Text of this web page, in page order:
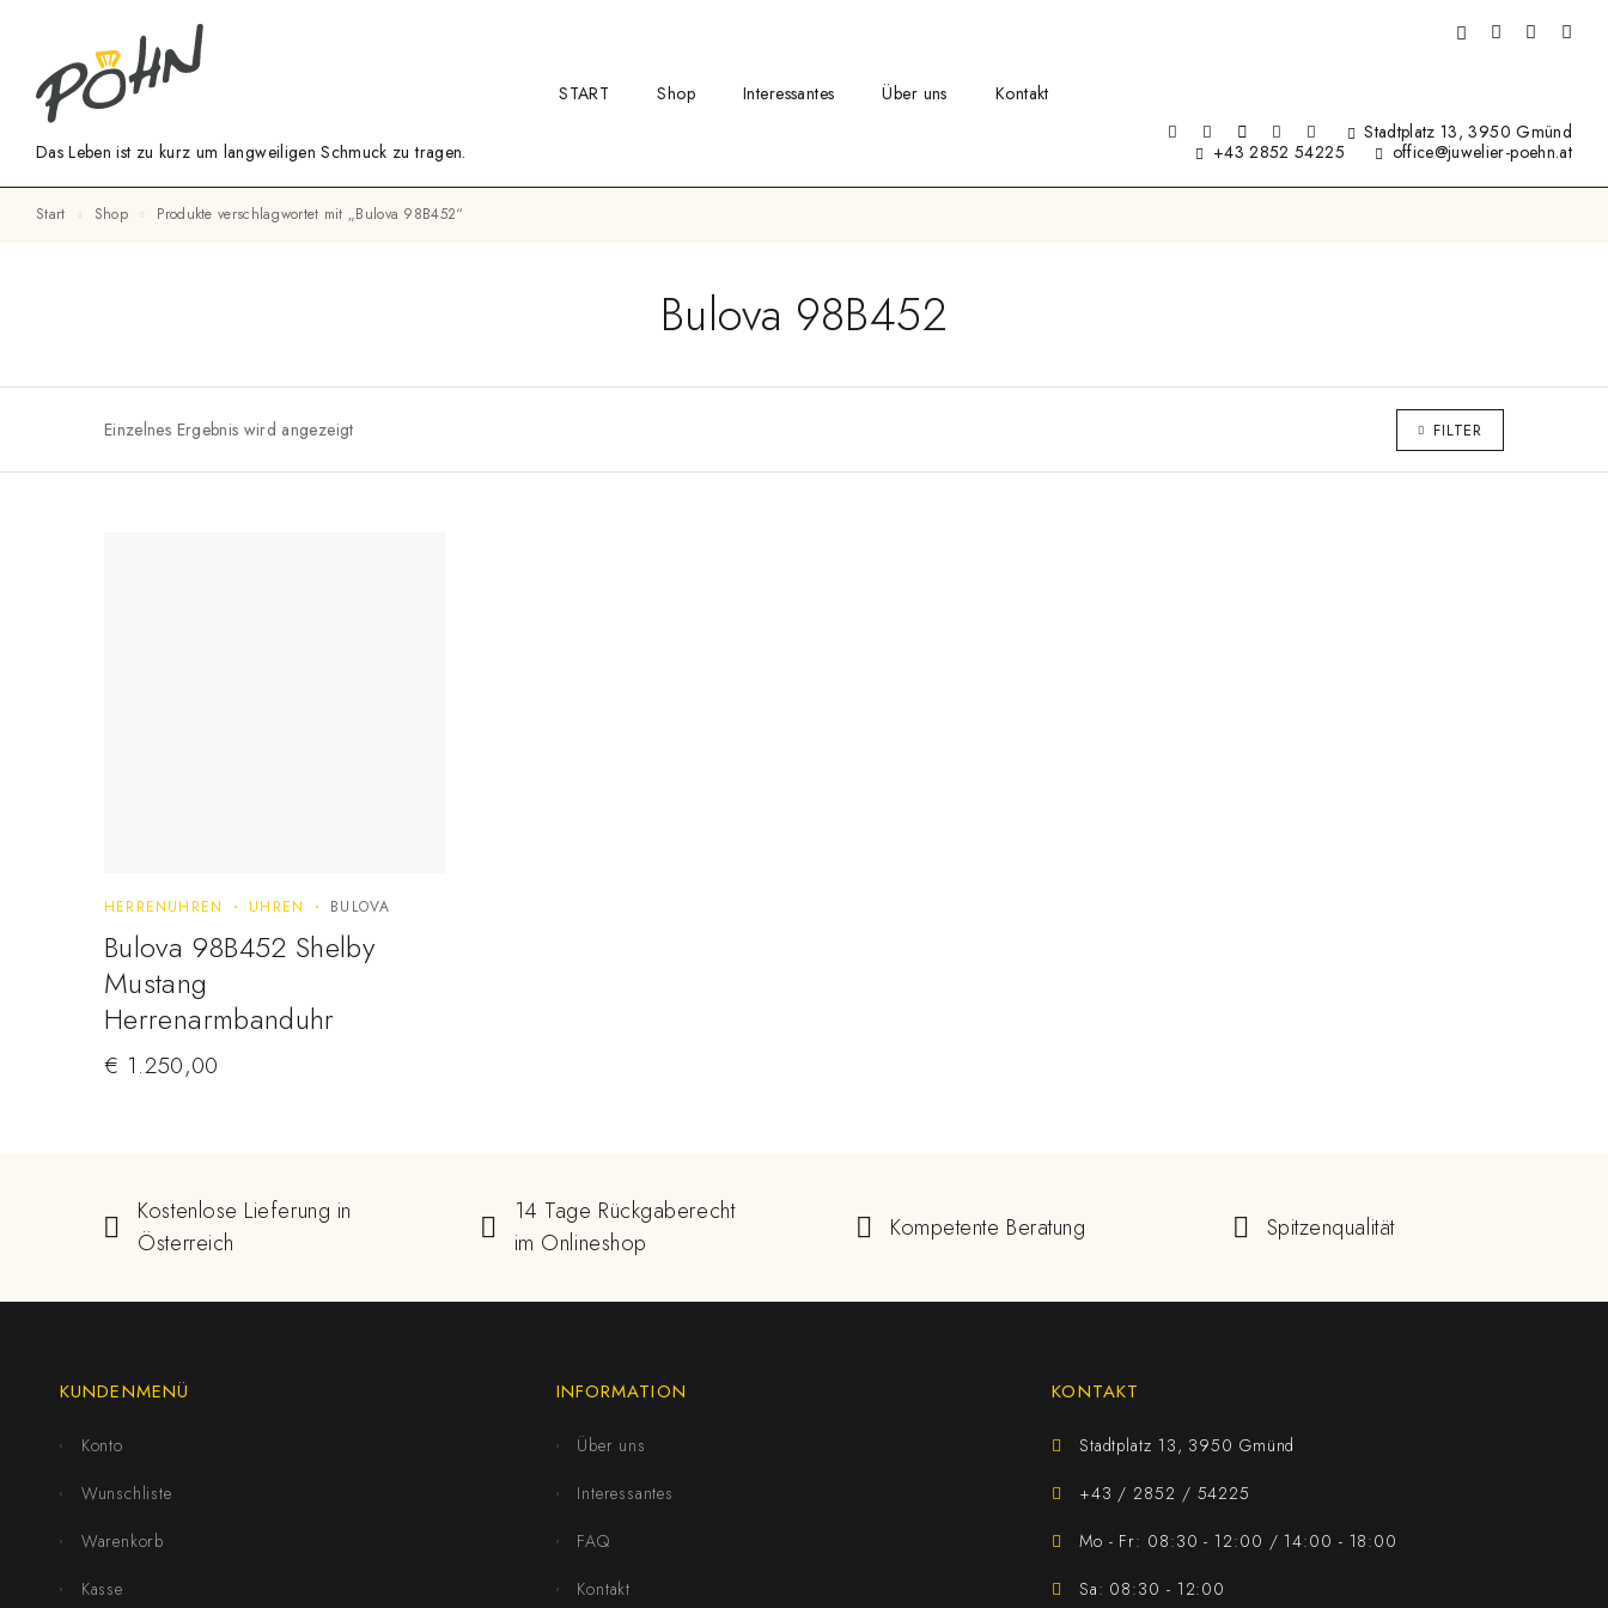
Das Leben ist zu kurz um langweiligen Schmuck zu tragen.
START Shop Interessantes Über uns
Kontakt
Stadtplatz 13, 3950 Gmünd
+43 2852 54225
office@juwelier-poehn.at
Start Shop Produkte verschlagwortet mit „Bulova 98B452“
Bulova 98B452
Einzelnes Ergebnis wird angezeigt FILTER
HERRENUHREN UHREN BULOVA
Bulova 98B452 Shelby
Mustang
Herrenarmbanduhr
€ 1.250,00
Kostenlose Lieferung in
Österreich
14 Tage Rückgaberecht
im Onlineshop
Kompetente Beratung Spitzenqualität
KUNDENMENÜ
Konto
Wunschliste
Warenkorb
Kasse
INFORMATION
Über uns
Interessantes
FAQ
Kontakt
KONTAKT
Stadtplatz 13, 3950 Gmünd
+43 / 2852 / 54225
Mo - Fr: 08:30 - 12:00 / 14:00 - 18:00
Sa: 08:30 - 12:00